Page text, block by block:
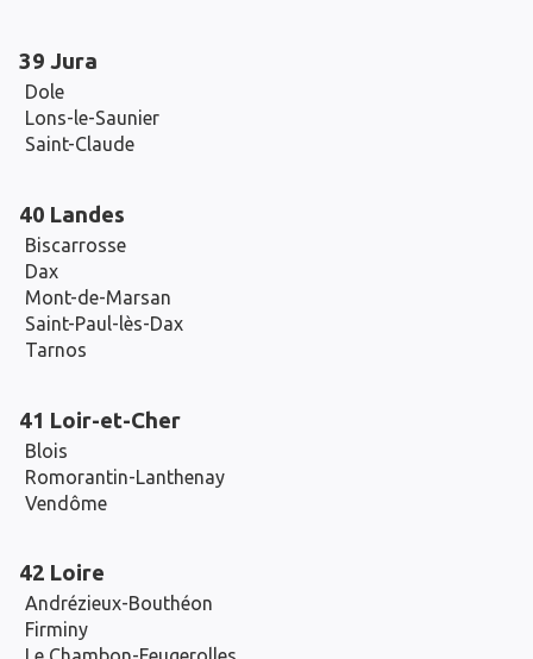
39 Jura
Dole
Lons-le-Saunier
Saint-Claude
40 Landes
Biscarrosse
Dax
Mont-de-Marsan
Saint-Paul-lès-Dax
Tarnos
41 Loir-et-Cher
Blois
Romorantin-Lanthenay
Vendôme
42 Loire
Andrézieux-Bouthéon
Firminy